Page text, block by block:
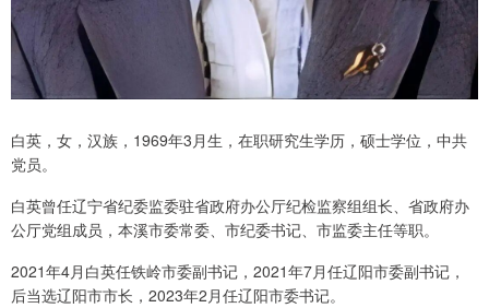
白英，女，汉族，1969年3月生，在职研究生学历，硕士学位，中共
党员。
白英曾任辽宁省纪委监委驻省政府办公厅纪检监察组组长、省政府办
公厅党组成员，本溪市委常委、市纪委书记、市监委主任等职。
2021年4月白英任铁岭市委副书记，2021年7月任辽阳市委副书记，
后当选辽阳市市长，2023年2月任辽阳市委书记。